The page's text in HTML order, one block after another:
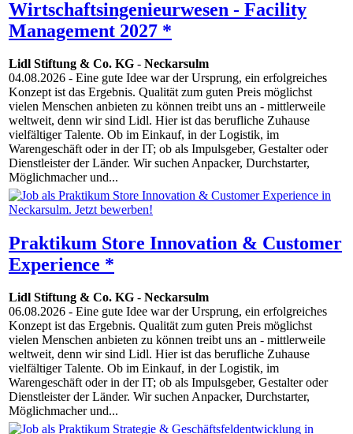
Wirtschaftsingenieurwesen - Facility
Management 2027 *
Lidl Stiftung & Co. KG - Neckarsulm
04.08.2026 - Eine gute Idee war der Ursprung, ein erfolgreiches
Konzept ist das Ergebnis. Qualität zum guten Preis möglichst
vielen Menschen anbieten zu können treibt uns an - mittlerweile
weltweit, denn wir sind Lidl. Hier ist das berufliche Zuhause
vielfältiger Talente. Ob im Einkauf, in der Logistik, im
Warengeschäft oder in der IT; ob als Impulsgeber, Gestalter oder
Dienstleister der Länder. Wir suchen Anpacker, Durchstarter,
Möglichmacher und...
Praktikum Store Innovation & Customer
Experience *
Lidl Stiftung & Co. KG - Neckarsulm
06.08.2026 - Eine gute Idee war der Ursprung, ein erfolgreiches
Konzept ist das Ergebnis. Qualität zum guten Preis möglichst
vielen Menschen anbieten zu können treibt uns an - mittlerweile
weltweit, denn wir sind Lidl. Hier ist das berufliche Zuhause
vielfältiger Talente. Ob im Einkauf, in der Logistik, im
Warengeschäft oder in der IT; ob als Impulsgeber, Gestalter oder
Dienstleister der Länder. Wir suchen Anpacker, Durchstarter,
Möglichmacher und...